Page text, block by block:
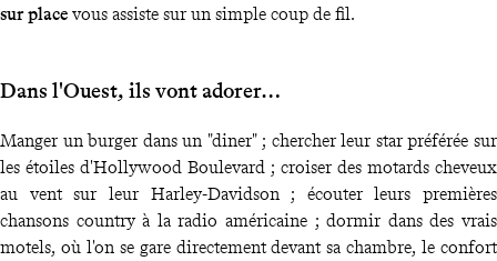
sur place vous assiste sur un simple coup de fil.
Dans l'Ouest, ils vont adorer…
Manger un burger dans un "diner" ; chercher leur star préférée sur
les étoiles d'Hollywood Boulevard ; croiser des motards cheveux
au vent sur leur Harley-Davidson ; écouter leurs premières
chansons country à la radio américaine ; dormir dans des vrais
motels, où l'on se gare directement devant sa chambre, le confort